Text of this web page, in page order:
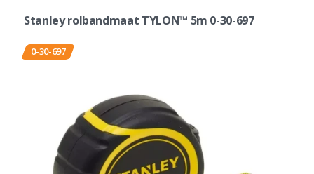
Stanley rolbandmaat TYLON™ 5m 0-30-697
0-30-697